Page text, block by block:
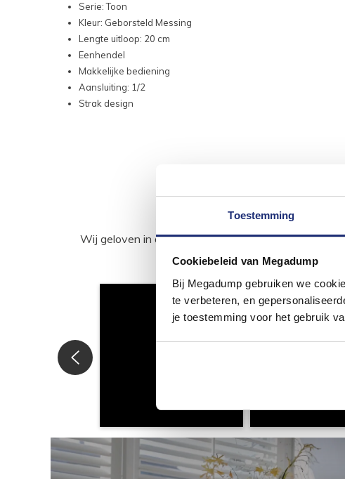
Toestemming
Cookiebeleid van Megadump
Bij Megadump gebruiken we
te verbeteren, en
je toestemming voor het gebruik
Serie: Toon
Kleur: Geborsteld Messing
Lengte uitloop: 20 cm
Eenhendel
Makkelijke bediening
Aansluiting: 1/2
Strak design
Wij geloven in de kracht van delen. Deel jouw